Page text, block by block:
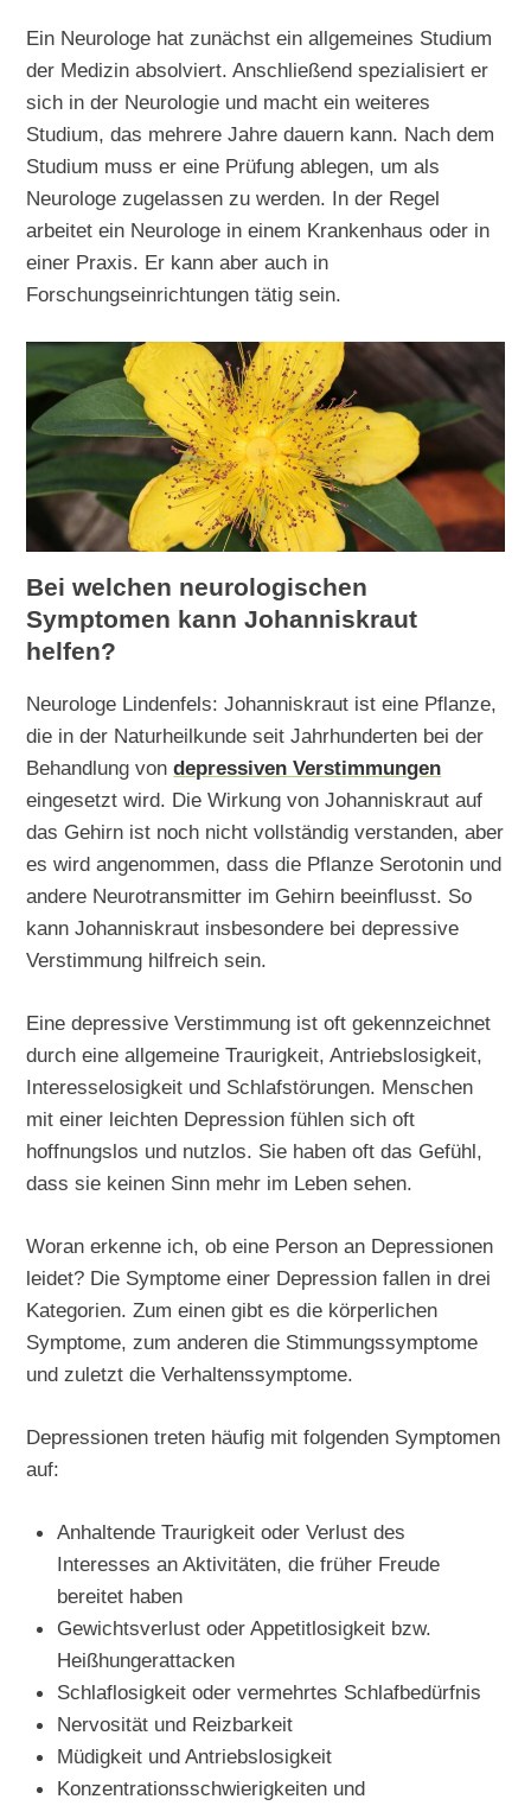
Ein Neurologe hat zunächst ein allgemeines Studium
der Medizin absolviert. Anschließend spezialisiert er
sich in der Neurologie und macht ein weiteres
Studium, das mehrere Jahre dauern kann. Nach dem
Studium muss er eine Prüfung ablegen, um als
Neurologe zugelassen zu werden. In der Regel
arbeitet ein Neurologe in einem Krankenhaus oder in
einer Praxis. Er kann aber auch in
Forschungseinrichtungen tätig sein.
Bei welchen neurologischen
Symptomen kann Johanniskraut
helfen?
Neurologe Lindenfels: Johanniskraut ist eine Pflanze,
die in der Naturheilkunde seit Jahrhunderten bei der
Behandlung vondepressiven Verstimmungen
eingesetzt wird. Die Wirkung von Johanniskraut auf
das Gehirn ist noch nicht vollständig verstanden, aber
es wird angenommen, dass die Pflanze Serotonin und
andere Neurotransmitter im Gehirn beeinflusst. So
kann Johanniskraut insbesondere bei depressive
Verstimmung hilfreich sein.
Eine depressive Verstimmung ist oft gekennzeichnet
durch eine allgemeine Traurigkeit, Antriebslosigkeit,
Interesselosigkeit und Schlafstörungen. Menschen
mit einer leichten Depression fühlen sich oft
hoffnungslos und nutzlos. Sie haben oft das Gefühl,
dass sie keinen Sinn mehr im Leben sehen.
Woran erkenne ich, ob eine Person an Depressionen
leidet? Die Symptome einer Depression fallen in drei
Kategorien. Zum einen gibt es die körperlichen
Symptome, zum anderen die Stimmungssymptome
und zuletzt die Verhaltenssymptome.
Depressionen treten häufig mit folgenden Symptomen
auf:
Anhaltende Traurigkeit oder Verlust des
Interesses an Aktivitäten, die früher Freude
bereitet haben
Gewichtsverlust oder Appetitlosigkeit bzw.
Heißhungerattacken
Schlaflosigkeit oder vermehrtes Schlafbedürfnis
Nervosität und Reizbarkeit
Müdigkeit und Antriebslosigkeit
Konzentrationsschwierigkeiten und